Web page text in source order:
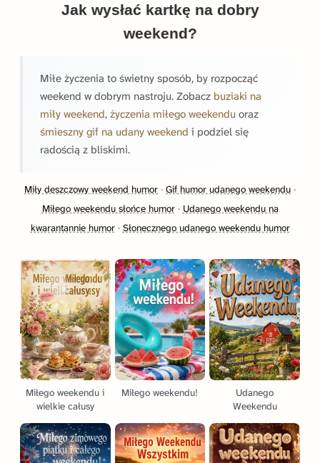
Jak wysłać kartkę na dobry
weekend?
Miłe życzenia to świetny sposób, by rozpocząć
weekend w dobrym nastroju. Zobacz buziaki na
miły weekend, życzenia miłego weekendu oraz
śmieszny gif na udany weekend i podziel się
radością z bliskimi.
Miły deszczowy weekend humor · Gif humor udanego weekendu ·
Miłego weekendu słońce humor· Udanego weekendu na
kwarantannie humor· Słonecznego udanego weekendu humor
Miłego weekendu i
wielkie całusy
Miłego weekendu!
Udanego
Weekendu